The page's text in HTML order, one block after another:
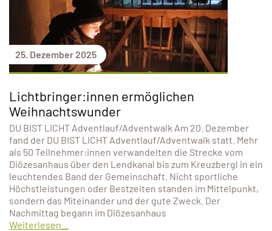
25. Dezember 2025
Lichtbringer:innen ermöglichen
Weihnachtswunder
DU BIST LICHT Adventlauf/Adventwalk Am 20. Dezember
fand der DU BIST LICHT Adventlauf/Adventwalk statt. Mehr
als 50 Teilnehmer:innen verwandelten die Strecke vom
Diözesanhaus über den Lendkanal bis zum Kreuzbergl in ein
leuchtendes Band der Gemeinschaft. Nicht sportliche
Höchstleistungen oder Bestzeiten standen im Mittelpunkt,
sondern das Miteinander und der gute Zweck. Der
Nachmittag begann im Diözesanhaus
Weiterlesen...